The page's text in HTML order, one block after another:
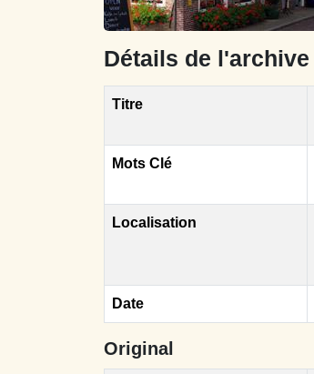
Détails de l'archive
Titre
Mots Clé
Localisation
Date
Original